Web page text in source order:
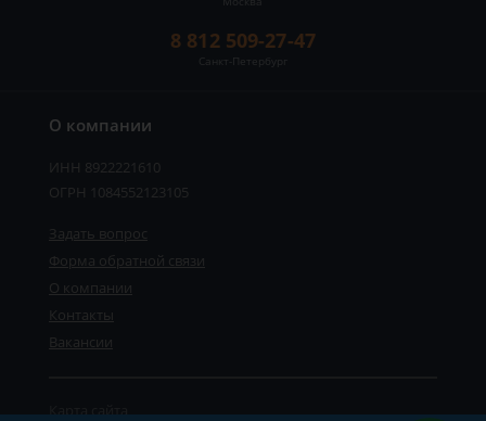
О компании
ИНН 8922221610
ОГРН 1084552123105
Задать вопрос
Форма обратной связи
О компании
Контакты
Вакансии
Карта сайта
8 812 509-27-47
Санкт-Петербург